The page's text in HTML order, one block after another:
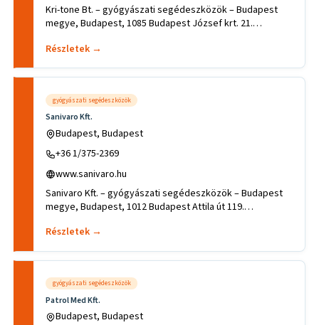
Kri-tone Bt. – gyógyászati segédeszközök – Budapest
megye, Budapest, 1085 Budapest József krt. 21.
Részletek →
gyógyászati segédeszközök
Sanivaro Kft.
Budapest, Budapest
+36 1/375-2369
www.sanivaro.hu
Sanivaro Kft. – gyógyászati segédeszközök – Budapest
megye, Budapest, 1012 Budapest Attila út 119.
Részletek →
gyógyászati segédeszközök
Patrol Med Kft.
Budapest, Budapest